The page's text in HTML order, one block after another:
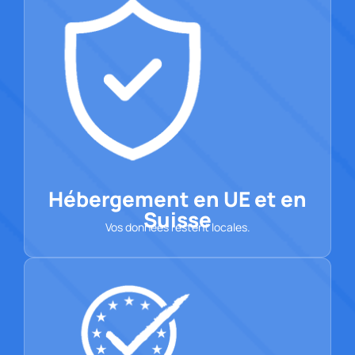
Hébergement en UE et en
Suisse
Vos données restent locales.